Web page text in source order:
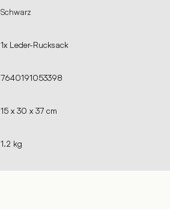
Schwarz
1x Leder-Rucksack
7640191053398
15 x 30 x 37 cm
1.2 kg